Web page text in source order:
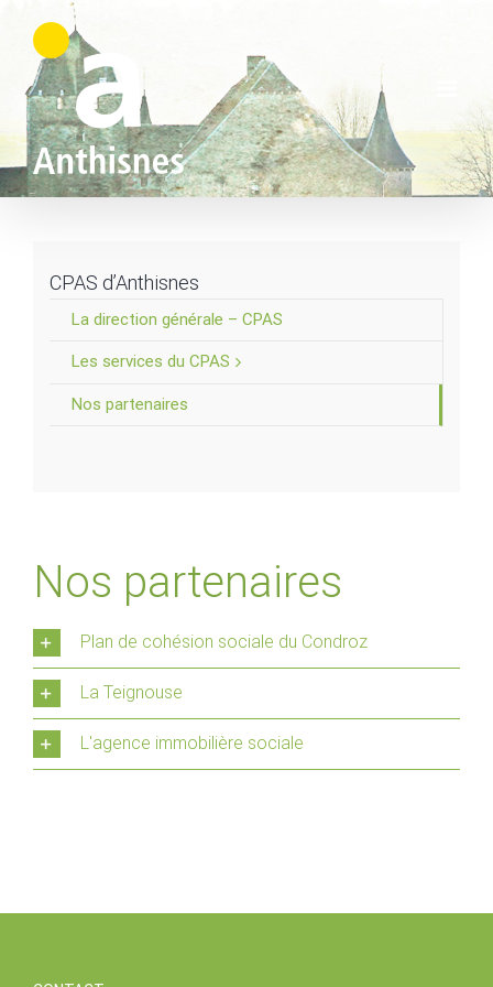
content
Nos partenaires
Plan de cohésion sociale du Condroz
La Teignouse
L'agence immobilière sociale
CPAS d’Anthisnes
La direction générale – CPAS
Les services du CPAS
Nos partenaires